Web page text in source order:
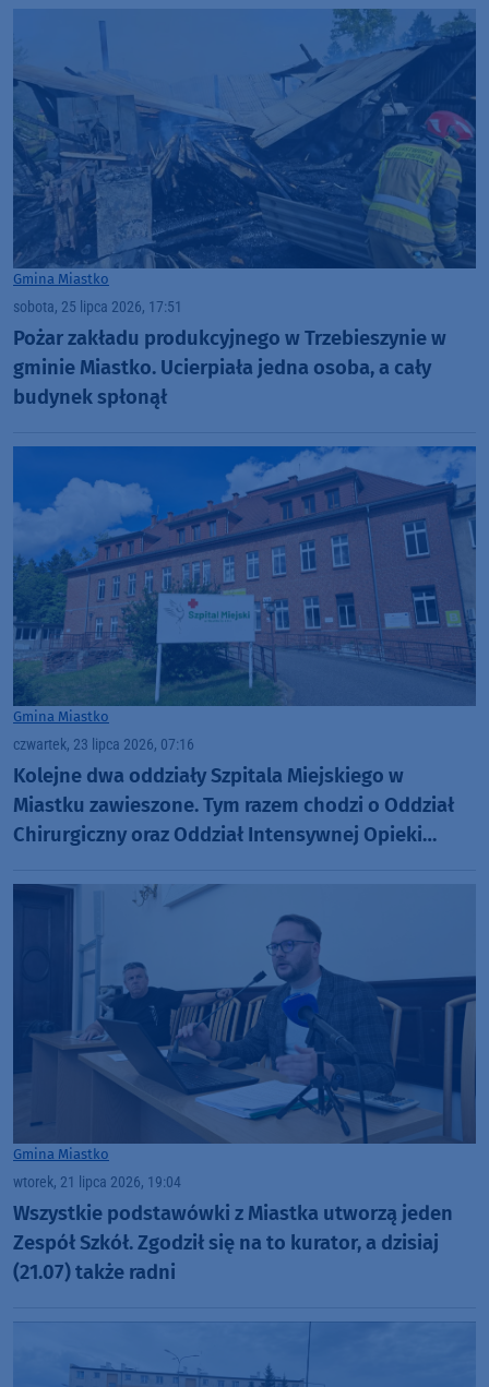
Gmina Miastko
sobota, 25 lipca 2026, 17:51
Pożar zakładu produkcyjnego w Trzebieszynie w
gminie Miastko. Ucierpiała jedna osoba, a cały
budynek spłonął
Gmina Miastko
czwartek, 23 lipca 2026, 07:16
Kolejne dwa oddziały Szpitala Miejskiego w
Miastku zawieszone. Tym razem chodzi o Oddział
Chirurgiczny oraz Oddział Intensywnej Opieki
Gmina Miastko
wtorek, 21 lipca 2026, 19:04
Wszystkie podstawówki z Miastka utworzą jeden
Zespół Szkół. Zgodził się na to kurator, a dzisiaj
(21.07) także radni